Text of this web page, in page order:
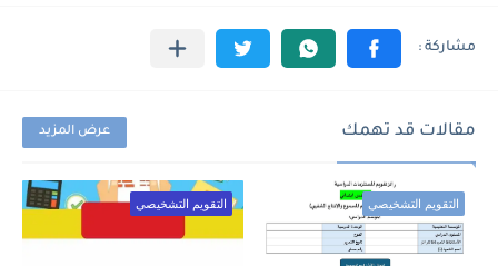
مقالات قد تهمك عرض المزيد
التقويم التشخيصي التقويم التشخيصي